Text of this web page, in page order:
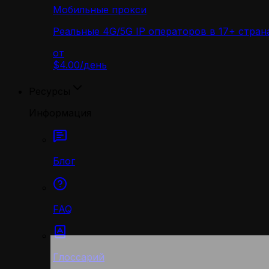
Мобильные прокси
Реальные 4G/5G IP операторов в 17+
от
$4.00/день
Блог
FAQ
Глоссарий